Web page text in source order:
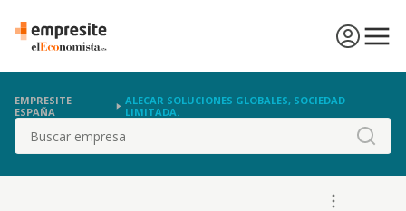
EMPRESITE
ESPAÑA
ALECAR SOLUCIONES GLOBALES, SOCIEDAD
LIMITADA.
Buscar